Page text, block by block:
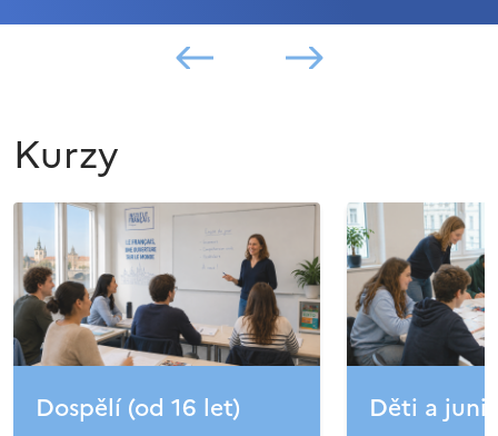
Kurzy
Dospělí (od 16 let) Děti a